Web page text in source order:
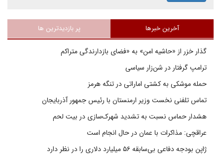
آخرین خبرها پر بازدیدترین ها
گذار خزر از «حاشیه امن» به «فضای بازدارندگی متراکم
ترامپ گرفتار در شن‌زار سیاسی
حمله موشکی به کشتی اماراتی در تنگه هرمز
تماس تلفنی نخست وزیر ارمنستان با رئیس جمهور آذربایجان
هشدار حماس نسبت به تشدید شهرک‌سازی در بیت‌ لحم
عراقچی: مذاکرات با عمان در حال انجام است
ژاپن بودجه دفاعی بی‌سابقه ۵۶ میلیارد دلاری را در نظر دارد